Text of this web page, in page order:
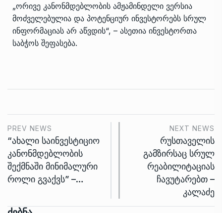
„ორივე კანონმდებლობის ამჟამინდელი ვერსია
მოძველებულია და პოტენციურ ინვესტორებს სრულ
ინფორმაციას არ აწვდის“, – ასეთია ინვესტორთა
საბჭოს შეფასება.
PREV NEWS
“ახალი საინვესტიციო
კანონმდებლობის
შექმნაში მინიმალური
როლი გვაქვს” –…
NEXT NEWS
რუსთაველის
გამზირსაც სრულ
რეაბილიტაციას
ჩავუტარებთ –
კალაძე